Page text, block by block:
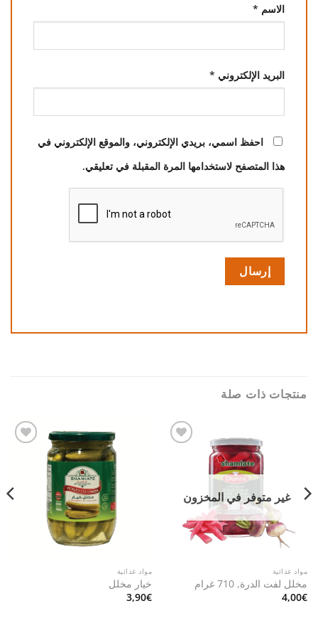
الاسم *
البريد الإلكتروني *
احفظ اسمي، بريدي الإلكتروني، والموقع الإلكتروني في
هذا المتصفح لاستخدامها المرة المقبلة في تعليقي.
منتجات ذات صلة
غير متوفر في المخزون
مواد غذائية
مخلل لفت الدرة, 710 غرام
4,00€
مواد غذائية
خيار مخلل
3,90€